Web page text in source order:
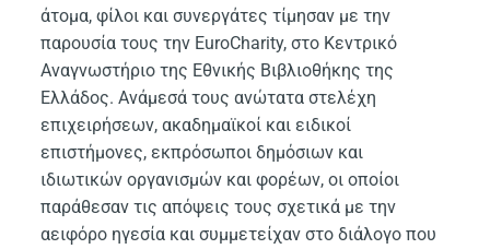
άτομα, φίλοι και συνεργάτες τίμησαν με την
παρουσία τους την EuroCharity, στο Κεντρικό
Αναγνωστήριο της Εθνικής Βιβλιοθήκης της
Ελλάδος. Ανάμεσά τους ανώτατα στελέχη
επιχειρήσεων, ακαδημαϊκοί και ειδικοί
επιστήμονες, εκπρόσωποι δημόσιων και
ιδιωτικών οργανισμών και φορέων, οι οποίοι
παράθεσαν τις απόψεις τους σχετικά με την
αειφόρο ηγεσία και συμμετείχαν στο διάλογο που